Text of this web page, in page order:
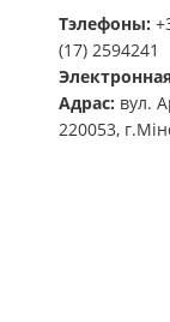
Тэлефоны:
(17) 2594241
Адрас: вул.
220053,